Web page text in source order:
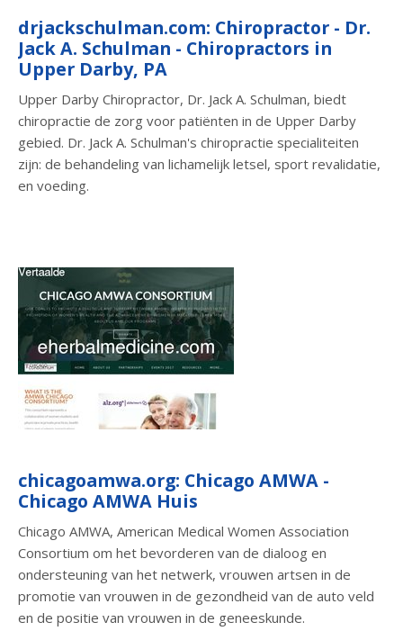
drjackschulman.com: Chiropractor - Dr.
Jack A. Schulman - Chiropractors in
Upper Darby, PA
Upper Darby Chiropractor, Dr. Jack A. Schulman, biedt
chiropractie de zorg voor patiënten in de Upper Darby
gebied. Dr. Jack A. Schulman's chiropractie specialiteiten
zijn: de behandeling van lichamelijk letsel, sport revalidatie,
en voeding.
chicagoamwa.org: Chicago AMWA -
Chicago AMWA Huis
Chicago AMWA, American Medical Women Association
Consortium om het bevorderen van de dialoog en
ondersteuning van het netwerk, vrouwen artsen in de
promotie van vrouwen in de gezondheid van de auto veld
en de positie van vrouwen in de geneeskunde.